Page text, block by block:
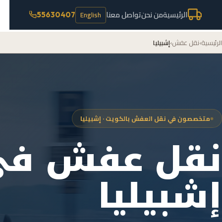
الرئيسيةمن نحنتواصل معنا English
55630407
الرئيسية›نقل عفش›إشبيليا
متخصصون في نقل العفش بالكويت · إشبيليا
نقل عفش
إشبيليا